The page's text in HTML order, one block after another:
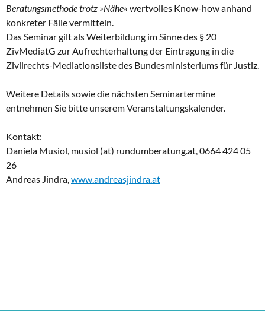
Beratungsmethode trotz »Nähe« wertvolles Know-how anhand
konkreter Fälle vermitteln.
Das Seminar gilt als Weiterbildung im Sinne des § 20
ZivMediatG zur Aufrechterhaltung der Eintragung in die
Zivilrechts-Mediationsliste des Bundesministeriums für Justiz.
Weitere Details sowie die nächsten Seminartermine
entnehmen Sie bitte unserem Veranstaltungskalender.
Kontakt:
Daniela Musiol, musiol (at) rundumberatung.at, 0664 424 05
26
Andreas Jindra,www.andreasjindra.at